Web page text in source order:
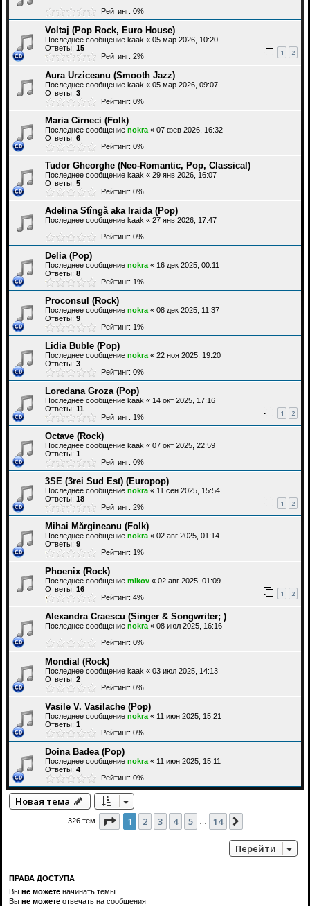
Рейтинг: 0%
Voltaj (Pop Rock, Euro House)
Последнее сообщение kaak « 05 мар 2026, 10:20
Ответы: 15 1 2
Рейтинг: 2%
Aura Urziceanu (Smooth Jazz)
Последнее сообщение kaak « 05 мар 2026, 09:07
Ответы: 3
Рейтинг: 0%
Maria Cirneci (Folk)
Последнее сообщение nokra « 07 фев 2026, 16:32
Ответы: 6
Рейтинг: 0%
Tudor Gheorghe (Neo-Romantic, Pop, Classical)
Последнее сообщение kaak « 29 янв 2026, 16:07
Ответы: 5
Рейтинг: 0%
Adelina Stîngă aka Iraida (Pop)
Последнее сообщение kaak « 27 янв 2026, 17:47
Рейтинг: 0%
Delia (Pop)
Последнее сообщение nokra « 16 дек 2025, 00:11
Ответы: 8
Рейтинг: 1%
Proconsul (Rock)
Последнее сообщение nokra « 08 дек 2025, 11:37
Ответы: 9
Рейтинг: 1%
Lidia Buble (Pop)
Последнее сообщение nokra « 22 ноя 2025, 19:20
Ответы: 3
Рейтинг: 0%
Loredana Groza (Pop)
Последнее сообщение kaak « 14 окт 2025, 17:16
Ответы: 11 1 2
Рейтинг: 1%
Octave (Rock)
Последнее сообщение kaak « 07 окт 2025, 22:59
Ответы: 1
Рейтинг: 0%
3SE (3rei Sud Est) (Europop)
Последнее сообщение nokra « 11 сен 2025, 15:54
Ответы: 18 1 2
Рейтинг: 2%
Mihai Mărgineanu (Folk)
Последнее сообщение nokra « 02 авг 2025, 01:14
Ответы: 9
Рейтинг: 1%
Phoenix (Rock)
Последнее сообщение mikov « 02 авг 2025, 01:09
Ответы: 16 1 2
Рейтинг: 4%
Alexandra Craescu (Singer & Songwriter; )
Последнее сообщение nokra « 08 июл 2025, 16:16
Рейтинг: 0%
Mondial (Rock)
Последнее сообщение kaak « 03 июл 2025, 14:13
Ответы: 2
Рейтинг: 0%
Vasile V. Vasilache (Pop)
Последнее сообщение nokra « 11 июн 2025, 15:21
Ответы: 1
Рейтинг: 0%
Doina Badea (Pop)
Последнее сообщение nokra « 11 июн 2025, 15:11
Ответы: 4
Рейтинг: 0%
Новая тема
326 тем Страница из 14
1 2 3 4 5 14
Перейти
ПРАВА ДОСТУПА
Вы не можете начинать темы
Вы не можете отвечать на сообщения